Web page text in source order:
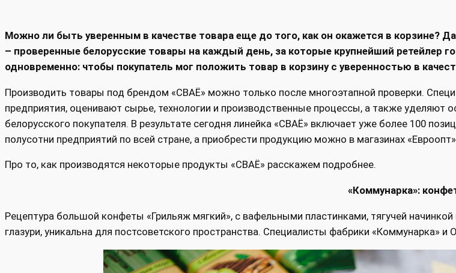
Можно ли быть уверенным в качестве товара еще до того, как он окажется в корзине?
– проверенные белорусские товары на каждый день, за которые крупнейший ретейлер
одновременно: чтобы покупатель мог положить товар в корзину с уверенностью в
Производить товары под брендом «СВАЁ» можно только после многоэтапной проверки.
предприятия, оценивают сырье, технологии и производственные процессы, а также
белорусского покупателя. В результате сегодня линейка «СВАЁ» включает уже более 100
полусотни предприятий по всей стране, а приобрести продукцию можно в магазинах
Про то, как производятся некоторые продукты «СВАЁ» расскажем подробнее.
«Коммунарка»:
Рецептура большой конфеты «Грильяж мягкий», с вафельными пластинками, тягучей
глазури, уникальна для постсоветского пространства. Специалисты фабрики «Коммунарка»